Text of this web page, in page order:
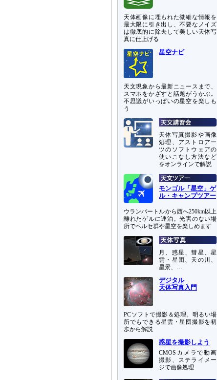
天体画像に埋もれた微細な情報を
最大限に引き出し、不要なノイズ
は徹底的に除去して美しい天体写
真に仕上げる
星空ナビ
天文現象から最新ニュースまで、
スマホをかざすと話題がうかぶ。
不思議がいっぱいの星空を楽しも
う
天体写真撮影や画像
処理、アストロアー
ツのソフトウェアの
使いこなし方法など
をオンラインで解説
モンゴル「星空」ゲ
ル・キャンプツアー
ウランバートルから西へ250km以上
離れたゲルに連泊。光害のない場
所でペルセ群や星空を楽しめます
月、惑星、彗星、星
雲・星団、天の川、
星景、…
デジタル
天体写真入門
PCソフトで撮影＆処理。明るい場
所でもできる星雲・星団撮影を初
歩から解説
惑星を撮影しよう
CMOSカメラで動画
撮影、ステライメー
ジで画像処理